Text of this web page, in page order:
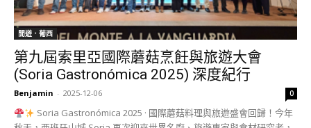
閒遊．葡西
第九屆索里亞國際蘑菇烹飪與旅遊大會
(Soria Gastronómica 2025) 深度紀行
Benjamin - 2025-12-06 0
Soria Gastronómica 2025 · 國際蘑菇料理與旅遊盛會回歸！今年